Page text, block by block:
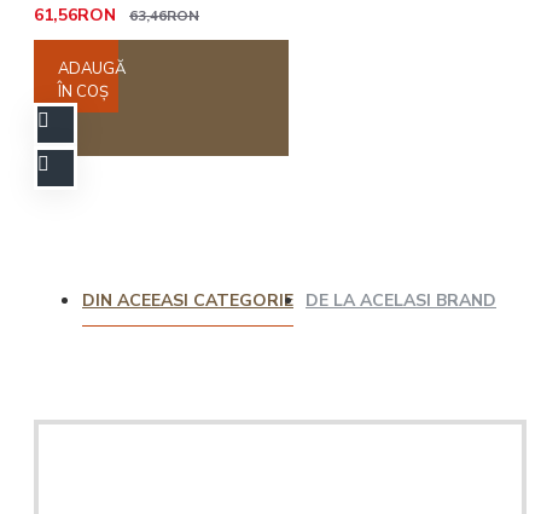
61,56RON
63,46RON
ADAUGĂ
ÎN COŞ
DIN ACEEASI CATEGORIE DE LA ACELASI BRAND